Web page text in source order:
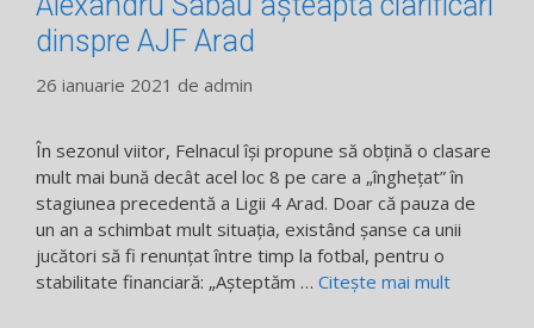
dinspre AJF Arad
26 ianuarie 2021 de admin
În sezonul viitor, Felnacul îşi propune să obţină o clasare
mult mai bună decât acel loc 8 pe care a „îngheţat” în
stagiunea precedentă a Ligii 4 Arad. Doar că pauza de
un an a schimbat mult situaţia, existând şanse ca unii
jucători să fi renunţat între timp la fotbal, pentru o
stabilitate financiară: „Aşteptăm … Citește mai mult